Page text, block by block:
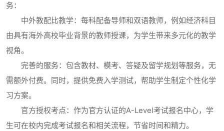
务：
中外教配比教学：每科配备导师和双语教师，例如经济科目
由具有海外高校毕业背景的教师授课，为学生带来多元化的教学
视角。
完善的服务：包含教材、模考、答疑及留学规划等服务，无
需额外付费。同时，提供免费入学测试，帮助学生制定个性化学
习方案。
官方授权考点：作为官方认证的A-Level考试报名中心，学
生可在校内完成考试报名和相关流程，节省时间和精力。